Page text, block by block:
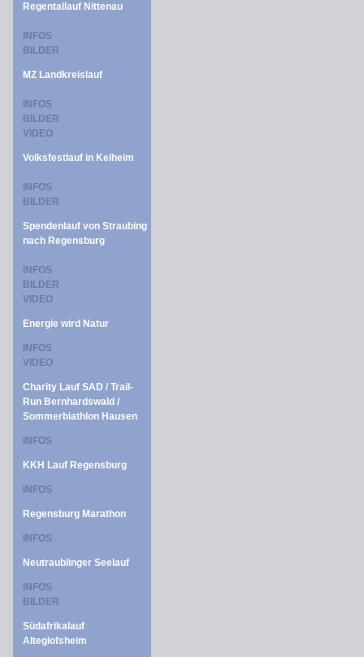
Regentallauf Nittenau
INFOS
BILDER
MZ Landkreislauf
INFOS
BILDER
VIDEO
Volksfestlauf in Kelheim
INFOS
BILDER
Spendenlauf von Straubing
nach Regensburg
INFOS
BILDER
VIDEO
Energie wird Natur
INFOS
VIDEO
Charity Lauf SAD / Trail-
Run Bernhardswald /
Sommerbiathlon Hausen
INFOS
KKH Lauf Regensburg
INFOS
Regensburg Marathon
INFOS
Neutraublinger Seelauf
INFOS
BILDER
Südafrikalauf
Alteglofsheim